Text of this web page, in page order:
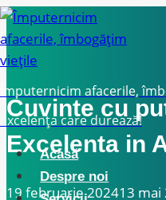
Skip
to
content
Împuternicim afacerile,
Excelența care durează!
Acasă
Despre noi
Cuvinte cu
Excelenta in
19 februarie 202413 mai